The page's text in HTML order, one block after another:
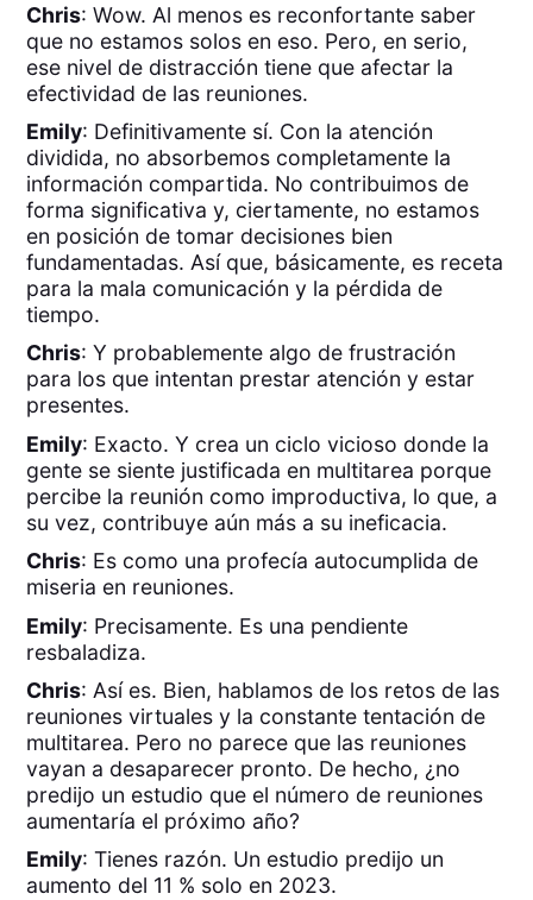
Chris: Wow. Al menos es reconfortante saber
que no estamos solos en eso. Pero, en serio,
ese nivel de distracción tiene que afectar la
efectividad de las reuniones.
Emily: Definitivamente sí. Con la atención
dividida, no absorbemos completamente la
información compartida. No contribuimos de
forma significativa y, ciertamente, no estamos
en posición de tomar decisiones bien
fundamentadas. Así que, básicamente, es receta
para la mala comunicación y la pérdida de
tiempo.
Chris: Y probablemente algo de frustración
para los que intentan prestar atención y estar
presentes.
Emily: Exacto. Y crea un ciclo vicioso donde la
gente se siente justificada en multitarea porque
percibe la reunión como improductiva, lo que, a
su vez, contribuye aún más a su ineficacia.
Chris: Es como una profecía autocumplida de
miseria en reuniones.
Emily: Precisamente. Es una pendiente
resbaladiza.
Chris: Así es. Bien, hablamos de los retos de las
reuniones virtuales y la constante tentación de
multitarea. Pero no parece que las reuniones
vayan a desaparecer pronto. De hecho, ¿no
predijo un estudio que el número de reuniones
aumentaría el próximo año?
Emily: Tienes razón. Un estudio predijo un
aumento del 11 % solo en 2023.